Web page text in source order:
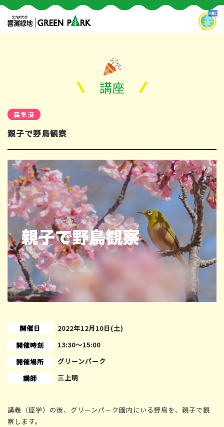
講座
募集済
親子で野鳥観察
開催日
2022年12月10日(土)
開催時刻
13:30〜15:00
開催場所
グリーンパーク
講師
三上明
講義（座学）の後、グリーンパーク園内にいる野鳥を、親子で観
察します。